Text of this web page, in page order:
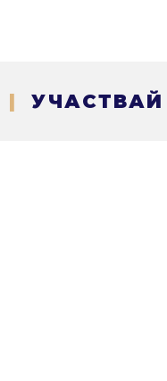
| УЧАСТВАЙ